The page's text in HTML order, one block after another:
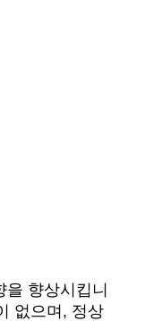
향상시킵니
없으며, 정상